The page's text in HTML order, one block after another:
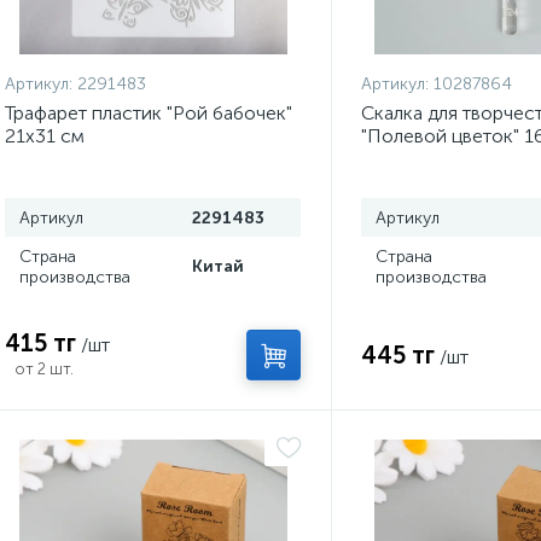
Артикул: 2291483
Трафарет пластик "Рой бабочек"
21х31 см
Артикул
2291483
Страна
производства
Китай
415 тг /шт
от 2 шт.
Артикул: 10287864
Скалка для
"Полевой цветок"
Артикул
Страна
производства
445 тг /шт